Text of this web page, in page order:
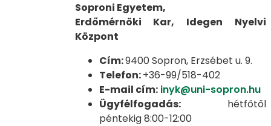
Soproni Egyetem,
Erdőmérnöki Kar, Idegen Nyelvi
Központ
Cím:9400 Sopron, Erzsébet u. 9.
Telefon:+36-99/518-402
E-mail cím: inyk@uni-sopron.hu
Ügyfélfogadás:hétfőtől
péntekig 8:00-12:00